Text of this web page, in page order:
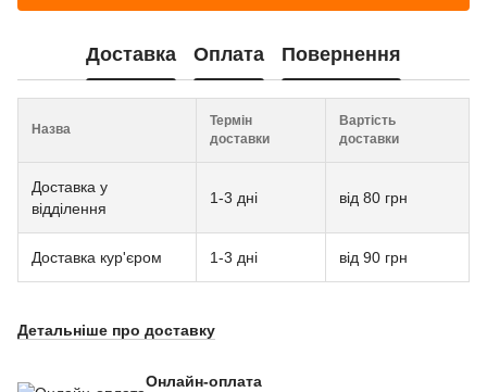
Доставка Оплата Повернення
Назва
Термін
доставки
Вартість
доставки
Доставка у
відділення
1-3 дні від 80 грн
Доставка кур'єром 1-3 дні від 90 грн
Детальніше про доставку
Онлайн-оплата